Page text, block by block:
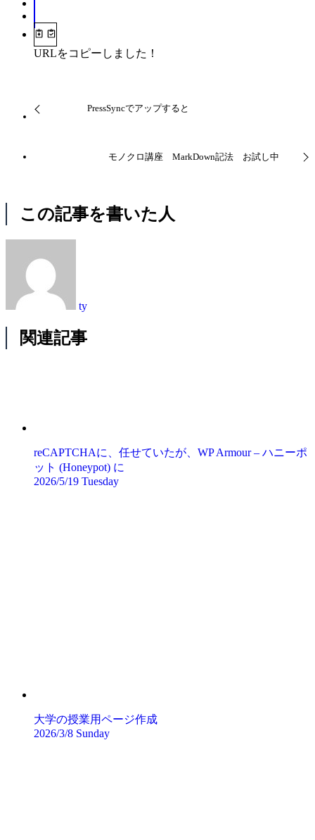
URLをコピーしました！
PressSyncでアップすると
モノクロ講座 MarkDown記法 お試し中
この記事を書いた人
ty
関連記事
reCAPTCHAに、任せていたが、WP Armour – ハニーポ
ット (Honeypot) に
2026/5/19 Tuesday
大学の授業用ページ作成
2026/3/8 Sunday